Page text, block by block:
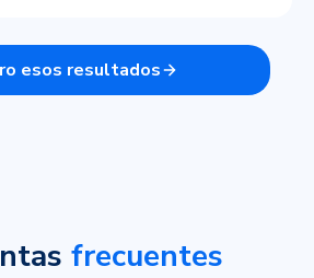
esos resultados
frecuentes